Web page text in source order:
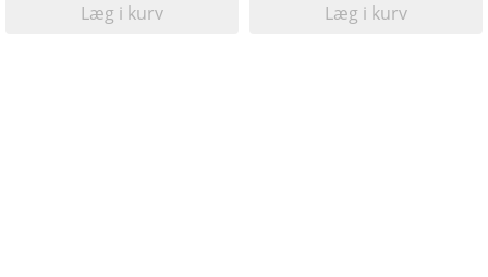
Læg i kurv Læg i kurv